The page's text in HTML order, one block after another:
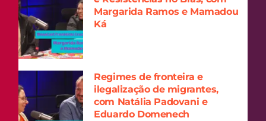
Margarida Ramos e Mamadou
Ká
Regimes de fronteira e
ilegalização de migrantes,
com Natália Padovani e
Eduardo Domenech